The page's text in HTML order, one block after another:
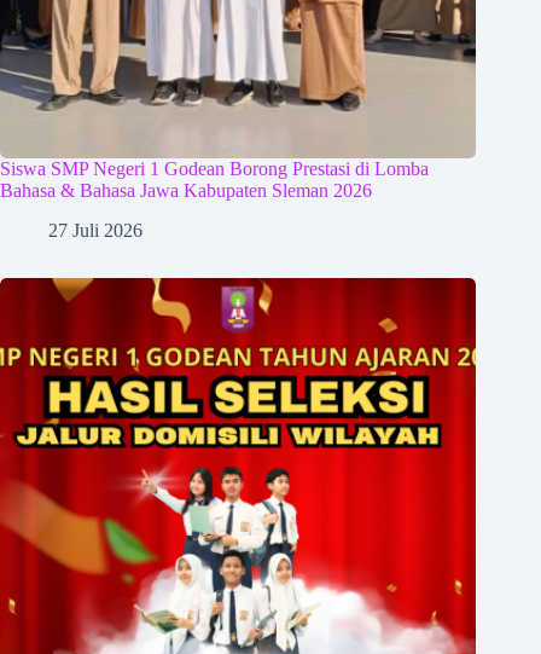
Siswa SMP Negeri 1 Godean Borong Prestasi di Lomba
Bahasa & Bahasa Jawa Kabupaten Sleman 2026
27 Juli 2026